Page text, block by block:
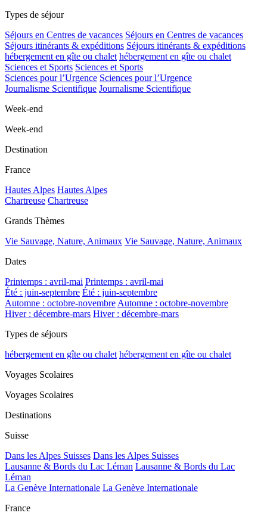
Types de séjour
Séjours en Centres de vacances Séjours en Centres de vacances
Séjours itinérants & expéditions Séjours itinérants & expéditions
hébergement en gîte ou chalet hébergement en gîte ou chalet
Sciences et Sports Sciences et Sports
Sciences pour l’Urgence Sciences pour l’Urgence
Journalisme Scientifique Journalisme Scientifique
Week-end
Week-end
Destination
France
Hautes Alpes Hautes Alpes
Chartreuse Chartreuse
Grands Thèmes
Vie Sauvage, Nature, Animaux Vie Sauvage, Nature, Animaux
Dates
Printemps : avril-mai Printemps : avril-mai
Été : juin-septembre Été : juin-septembre
Automne : octobre-novembre Automne : octobre-novembre
Hiver : décembre-mars Hiver : décembre-mars
Types de séjours
hébergement en gîte ou chalet hébergement en gîte ou chalet
Voyages Scolaires
Voyages Scolaires
Destinations
Suisse
Dans les Alpes Suisses Dans les Alpes Suisses
Lausanne & Bords du Lac Léman Lausanne & Bords du Lac
Léman
La Genève Internationale La Genève Internationale
France